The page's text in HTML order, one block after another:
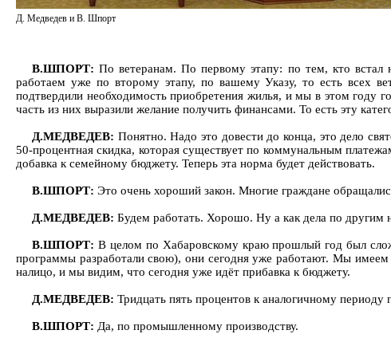
Д. Медведев и В. Шпорт
В.ШПОРТ:По ветеранам. По первому этапу: по тем, кто
работаем уже по второму этапу, по вашему Указу, то есть всех
подтвердили необходимость приобретения жилья, и мы в этом году
часть из них выразили желание получить финансами. То есть эту
Д.МЕДВЕДЕВ: Понятно. Надо это довести до конца, это дело
50-процентная скидка, которая существует по коммунальным
добавка к семейному бюджету. Теперь эта норма будет действовать.
В.ШПОРТ: Это очень хороший закон. Многие граждане
Д.МЕДВЕДЕВ: Будем работать. Хорошо. Ну а как дела по другим
В.ШПОРТ: В целом по Хабаровскому краю прошлый год был
программы разработали свою), они сегодня уже работают. Мы
налицо, и мы видим, что сегодня уже идёт прибавка к бюджету.
Д.МЕДВЕДЕВ: Тридцать пять процентов к аналогичному
В.ШПОРТ: Да, по промышленному производству.